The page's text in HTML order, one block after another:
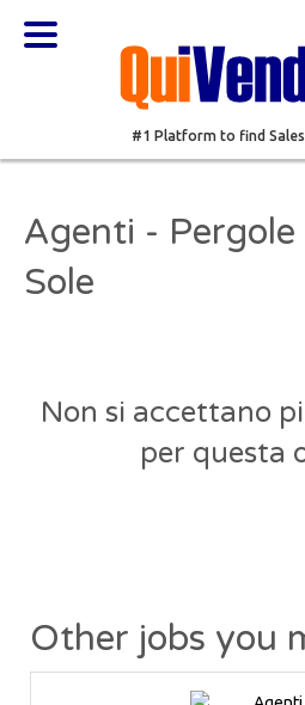
#1 Platform to find
Agenti - Pergole
Sole
Non si accettano
per questa
Other jobs you